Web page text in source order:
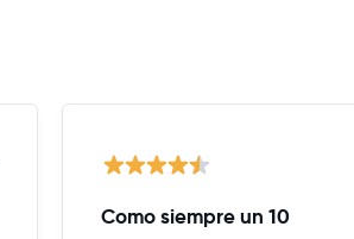
Como siempre un 10